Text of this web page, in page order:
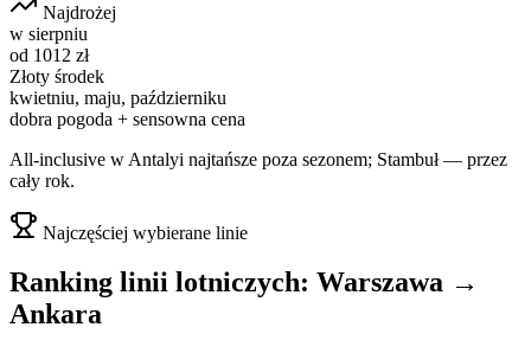
Najdrożej
w sierpniu
od 1012 zł
Złoty środek
kwietniu, maju, październiku
dobra pogoda + sensowna cena
All-inclusive w Antalyi najtańsze poza sezonem; Stambuł — przez
cały rok.
Najczęściej wybierane linie
Ranking linii lotniczych: Warszawa →
Ankara